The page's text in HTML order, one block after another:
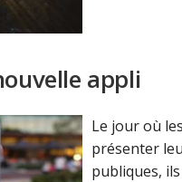
appli
Le jour où
présenter
publiques,